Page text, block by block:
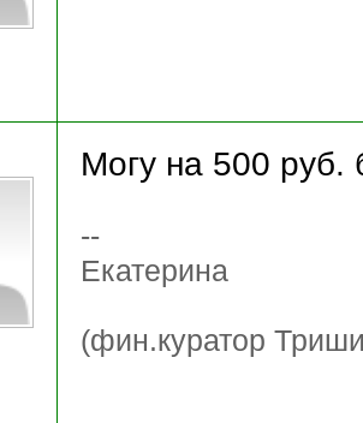
Могу на 500 руб.
--
Екатерина
(фин.куратор